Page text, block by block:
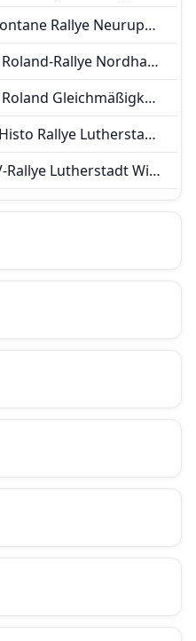
25. RSG Fontane Rallye Neuruppin
54. ADAC Roland-Rallye Nordhausen
18. ADAC Roland Gleichmäßigkeitsprüfung
8. ADMV Histo Rallye Lutherstadt Wittenberg 2026
61. ADMV-Rallye Lutherstadt Wittenberg